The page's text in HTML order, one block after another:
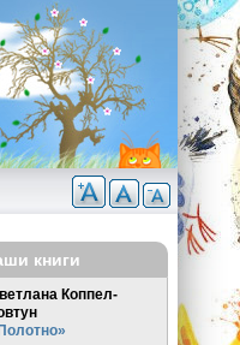
книги
Коппел-